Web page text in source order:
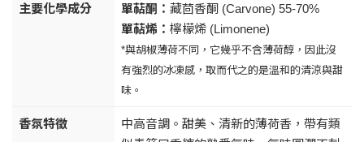
主要化學成分 單萜酮： 藏茴香酮 (Carvone) 55-70%
單萜烯： 檸檬烯 (Limonene)
*與胡椒薄荷不同，它幾乎不含薄荷醇，因此沒
有強烈的冰凍感，取而代之的是溫和的清涼與甜
味。
香氛特徵
中高音調。甜美、清新的薄荷香，帶有類